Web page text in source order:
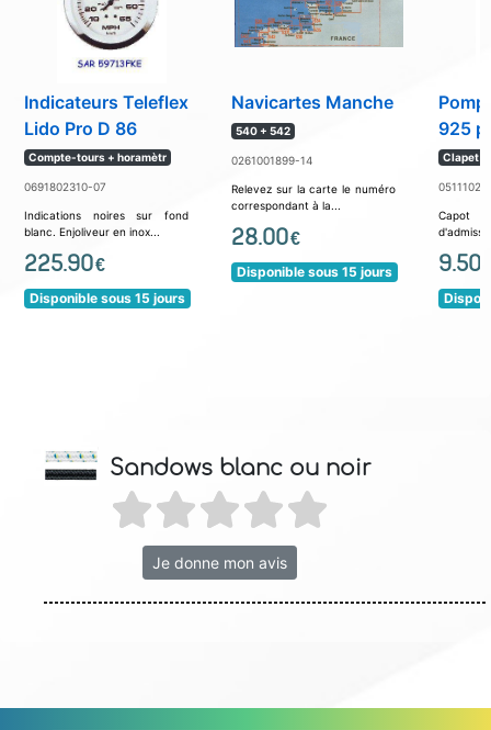
Indicateurs Teleflex
Lido Pro D 86
Compte-tours + horamètr
0691802310-07
Indications noires sur fond
blanc. Enjoliveur en inox...
225.90€
Disponible sous 15 jours
Navicartes Manche
540 + 542
0261001899-14
Relevez sur la carte le numéro
correspondant à la...
28.00€
Disponible sous 15 jours
925
Clapet
Capot
9.50
Sandows blanc ou noir
Je donne mon avis